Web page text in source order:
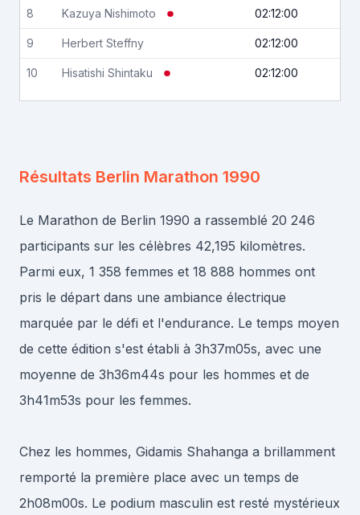
8 Kazuya Nishimoto 02:12:00
9 Herbert Steffny 02:12:00
10 Hisatishi Shintaku 02:12:00
Résultats Berlin Marathon 1990
Le Marathon de Berlin 1990 a rassemblé 20 246
participants sur les célèbres 42,195 kilomètres.
Parmi eux, 1 358 femmes et 18 888 hommes ont
pris le départ dans une ambiance électrique
marquée par le défi et l'endurance. Le temps moyen
de cette édition s'est établi à 3h37m05s, avec une
moyenne de 3h36m44s pour les hommes et de
3h41m53s pour les femmes.
Chez les hommes, Gidamis Shahanga a brillamment
remporté la première place avec un temps de
2h08m00s. Le podium masculin est resté mystérieux